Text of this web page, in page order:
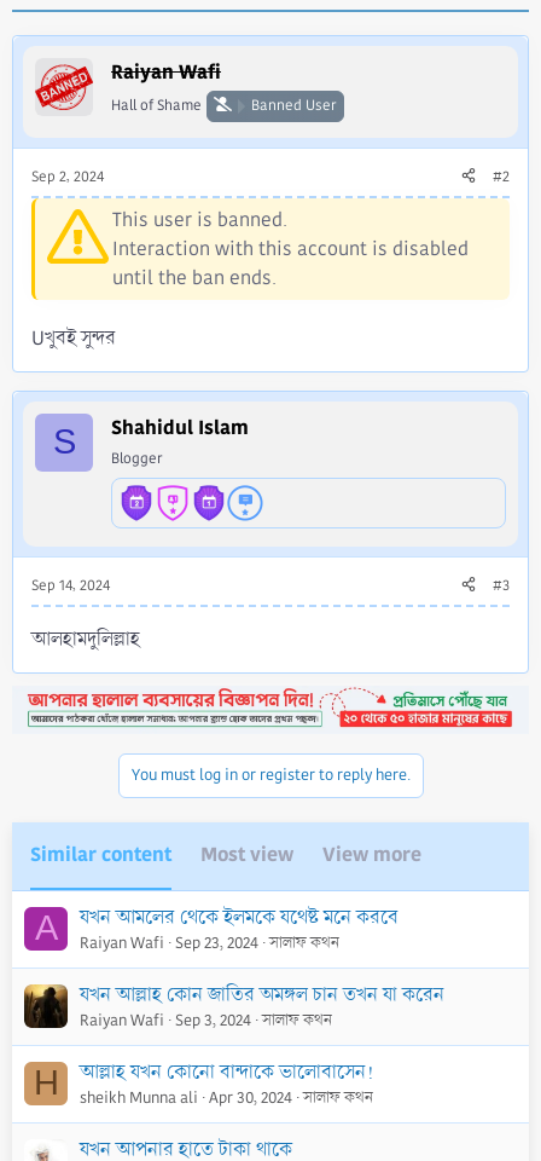
t
o
n
:
Raiyan Wafi
Hall of Shame Banned User
Sep 2, 2024 #2
This user is banned.
Interaction with this account is disabled
until the ban ends.
Uখুবই সুন্দর
S Shahidul Islam
Blogger
Sep 14, 2024 #3
আলহামদুলিল্লাহ
You must log in or register to reply here.
Similar content Most view View more
A যখন আমলের থেকে ইলমকে যথেষ্ট মনে করবে
Raiyan Wafi Sep 23, 2024 সালাফ কথন
যখন আল্লাহ কোন জাতির অমঙ্গল চান তখন যা করেন
Raiyan Wafi Sep 3, 2024 সালাফ কথন
H আল্লাহ যখন কোনো বান্দাকে ভালোবাসেন!
sheikh Munna ali Apr 30, 2024 সালাফ কথন
যখন আপনার হাতে টাকা থাকে